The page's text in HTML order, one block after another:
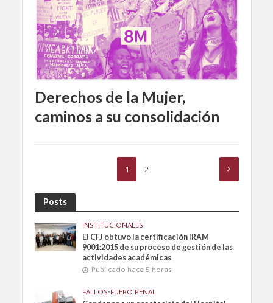
Derechos de la Mujer,
caminos a su consolidación
1 2
Posts
INSTITUCIONALES
El CFJ obtuvo la certificación IRAM
9001:2015 de su proceso de gestión de las
actividades académicas
Publicado hace 5 horas
FALLOS•FUERO PENAL